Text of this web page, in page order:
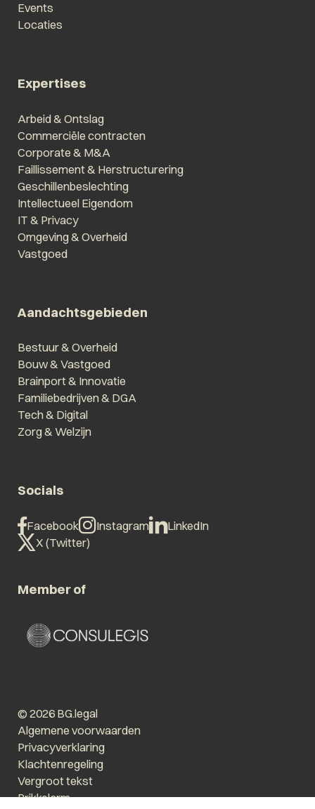
Events
Locaties
Expertises
Arbeid & Ontslag
Commerciële contracten
Corporate & M&A
Faillissement & Herstructurering
Geschillenbeslechting
Intellectueel Eigendom
IT & Privacy
Omgeving & Overheid
Vastgoed
Aandachtsgebieden
Bestuur & Overheid
Bouw & Vastgoed
Brainport & Innovatie
Familiebedrijven & DGA
Tech & Digital
Zorg & Welzijn
Socials
Facebook Instagram
LinkedIn
X (Twitter)
Member of
© 2026 BG.legal
Algemene voorwaarden
Privacyverklaring
Klachtenregeling
Vergroot tekst
Prikkelarm